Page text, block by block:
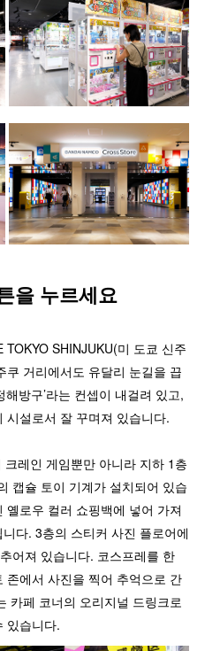
을 누르세요
TOKYO SHINJUKU(미 도쿄 신주
쿠 거리에서도 유달리 눈길을 끕
방구’라는 컨셉이 내걸려 있고,
시설로서 잘 꾸며져 있습니다.
레인 게임뿐만 아니라 지하 1층
캡슐 토이 기계가 설치되어 있습
로우 컬러 쇼핑백에 넣어 가져
다. 3층의 스티커 사진 플로어에
어져 있습니다. 코스프레를 한
에서 사진을 찍어 추억으로 간
카페 코너의 오리지널 드링크로
있습니다.